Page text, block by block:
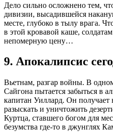
Дело сильно осложнено тем,
дивизии, высадившейся
месте, глубоко в тылу врага.
в этой кровавой каше,
непомерную цену…
9. Апокалипсис
Вьетнам, разгар войны. В
Сайгона пытается забыться в
капитан Уиллард. Он получает
разыскать и уничтожить
Куртца, ставшего богом для
безумства где-то в джунглях